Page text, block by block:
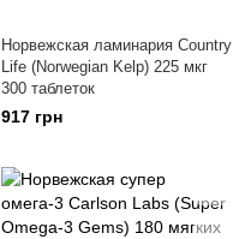
Норвежская ламинария Country
Life (Norwegian Kelp) 225 мкг
300 таблеток
917 грн